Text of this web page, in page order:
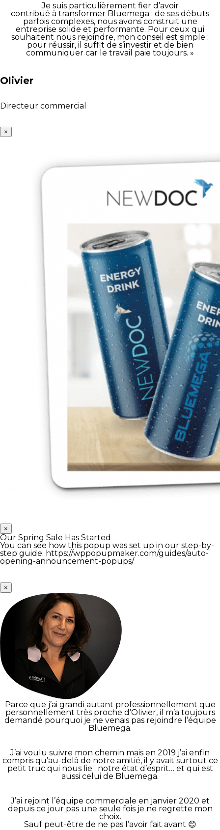
Je suis particulièrement fier d’avoir
contribué à transformer Bluemega : de ses débuts
parfois complexes, nous avons construit une
entreprise solide et performante. Pour ceux qui
souhaitent nous rejoindre, mon conseil est simple :
pour réussir, il suffit de s’investir et de bien
communiquer car le travail paie toujours. »
Olivier
Directeur commercial
×
×
Our Spring Sale Has Started
You can see how this popup was set up in our step-by-
step guide: https://wppopupmaker.com/guides/auto-
opening-announcement-popups/
×
Parce que j’ai grandi autant professionnellement que
personnellement très proche d’Olivier, il m’a toujours
demandé pourquoi je ne venais pas rejoindre l’équipe
Bluemega.
J’ai voulu suivre mon chemin mais en 2019 j’ai enfin
compris qu’au-delà de notre amitié, il y avait surtout ce
petit truc qui nous lie : notre état d’esprit… et qui est
aussi celui de Bluemega.
J’ai rejoint l’équipe commerciale en janvier 2020 et
depuis ce jour pas une seule fois je ne regrette mon
choix.
Sauf peut-être de ne pas l’avoir fait avant 😊